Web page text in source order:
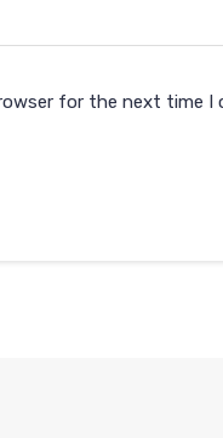
for the next time I